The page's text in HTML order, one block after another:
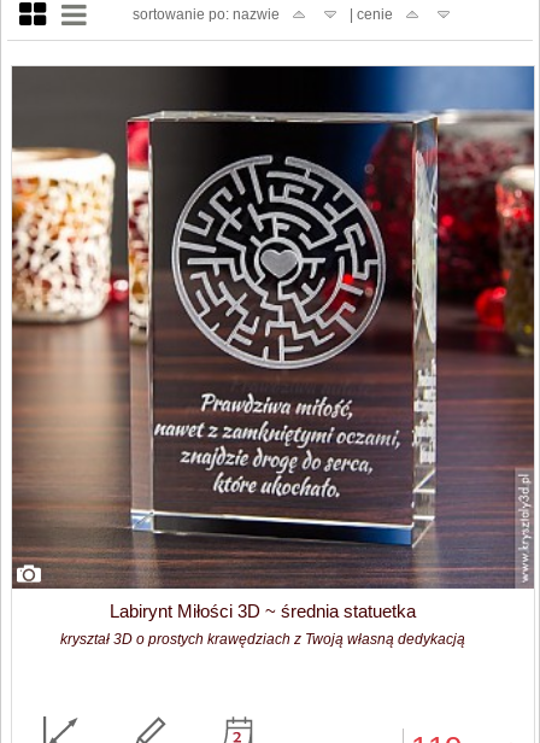
sortowanie po: nazwie | cenie
Labirynt Miłości 3D ~ średnia statuetka
kryształ 3D o prostych krawędziach z Twoją własną dedykacją